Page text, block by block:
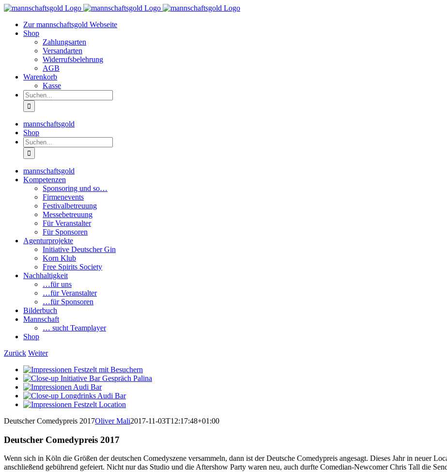
Zum
springenZur mannschaftsgold Webseite
Shop
Zahlungsarten
Versandarten
Widerrufsbelehrung
AGB
Warenkorb
Kasse
Suche
nach:
mannschaftsgold
Shop
Suche
nach:
mannschaftsgold
Kompetenzen
Sponsoring und so…
Firmenevents
Festivalbetreuung
Messebetreuung
Für Veranstalter
Für Sponsoren
Agenturprojekte
Initiative Deutscher Gin
Korn Klub
Free Spirits Society
Nachhaltigkeit
…für uns
…für Veranstalter
…für Sponsoren
Bilderbuch
Mannschaft
… sucht Teamplayer
Shop
Zurück Weiter
View
Larger
Image
View
Larger
Image
View
Larger
Image
View
Larger
View
Image
Deutscher Comedypreis 2017Oliver Mali2017-11-03T12:17:48+01:00
Deutscher Comedypreis 2017
Wenn sich in Köln die Größen der deutschen Comedyszene versammeln, dann ist der Deutsche Comedypreis angesagt. Dieses Jahr in neuer
anschließend gebührend gefeiert. Nicht nur das Studio und die Aftershow Party waren neu, auch durfte Comedian-Newcomer Chris Tall die